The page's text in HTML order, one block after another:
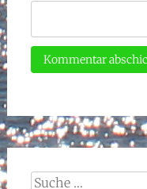
Suche